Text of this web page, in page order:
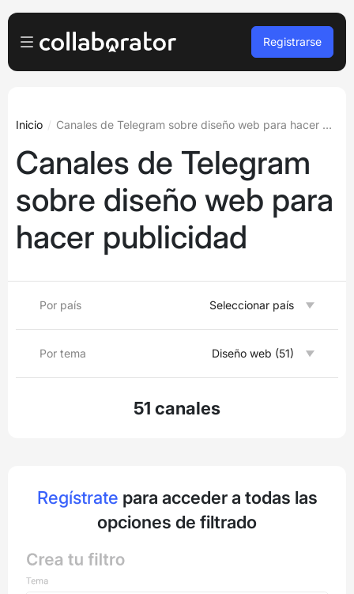
Propietario de la plataforma
A agencias
Podcasts y seminarios web
Blog
Iniciar sesión
Registro gratuito
Registrarse
Inicio Canales de Telegram sobre diseño web para hacer publicidad
Canales de Telegram
sobre diseño web para
hacer publicidad
Por país Seleccionar país
Por tema Diseño web (51)
51 canales
Regístrate para acceder a todas las
opciones de filtrado